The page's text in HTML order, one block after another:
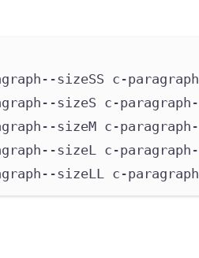
sizeSS c-
sizeS c-
sizeM c-
sizeL c-
sizeLL c-